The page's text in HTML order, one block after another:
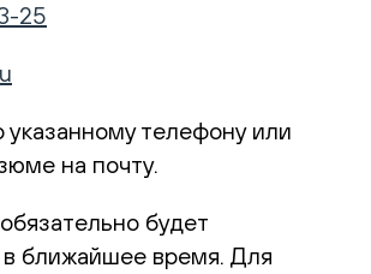
25
указанному телефону или
на почту.
будет
ближайшее время. Для